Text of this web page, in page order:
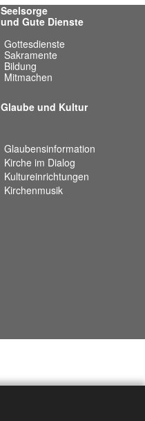
Seelsorge
und Gute Dienste
Gottesdienste
Sakramente
Bildung
Mitmachen
Glaube und Kultur
Glaubensinformation
Kirche im Dialog
Kultureinrichtungen
Kirchenmusik